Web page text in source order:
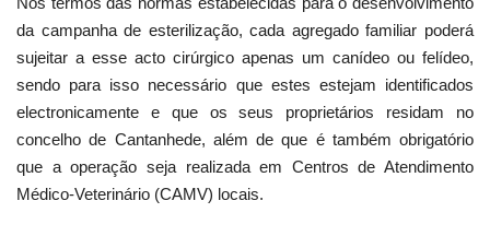
da campanha de esterilização, cada agregado familiar poderá
sujeitar a esse acto cirúrgico apenas um canídeo ou felídeo,
sendo para isso necessário que estes estejam identificados
electronicamente e que os seus proprietários residam no
concelho de Cantanhede, além de que é também obrigatório
que a operação seja realizada em Centros de Atendimento
Médico-Veterinário (CAMV) locais.